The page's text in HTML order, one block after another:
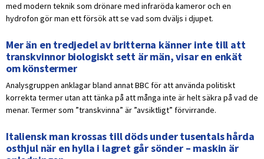
med modern teknik som drönare med infraröda kameror och en
hydrofon gör man ett försök att se vad som dväljs i djupet.
Mer än en tredjedel av britterna känner inte till att
transkvinnor biologiskt sett är män, visar en enkät
om könstermer
Analysgruppen anklagar bland annat BBC för att använda politiskt
korrekta termer utan att tänka på att många inte är helt säkra på vad de
menar. Termer som ”transkvinna” är ”avsiktligt” förvirrande.
Italiensk man krossas till döds under tusentals hårda
osthjul när en hylla i lagret går sönder – maskin är